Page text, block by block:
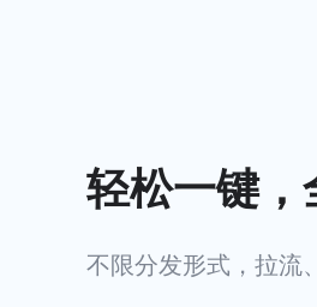
轻松一键，
不限分发形式，拉流